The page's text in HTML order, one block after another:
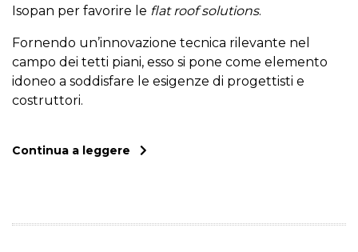
Isopan per favorire le flat roof solutions.
Fornendo un’innovazione tecnica rilevante nel
campo dei tetti piani, esso si pone come elemento
idoneo a soddisfare le esigenze di progettisti e
costruttori.
Continua a leggere